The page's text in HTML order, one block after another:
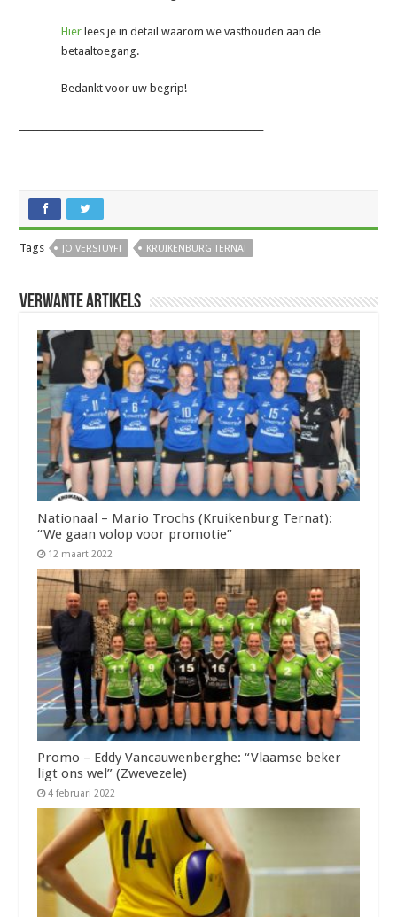
Hier lees je in detail waarom we vasthouden aan de
betaaltoegang.
Bedankt voor uw begrip!
Tags JO VERSTUYFT KRUIKENBURG TERNAT
Verwante artikels
Nationaal – Mario Trochs (Kruikenburg Ternat):
“We gaan volop voor promotie”
12 maart 2022
Promo – Eddy Vancauwenberghe: “Vlaamse beker
ligt ons wel” (Zwevezele)
4 februari 2022